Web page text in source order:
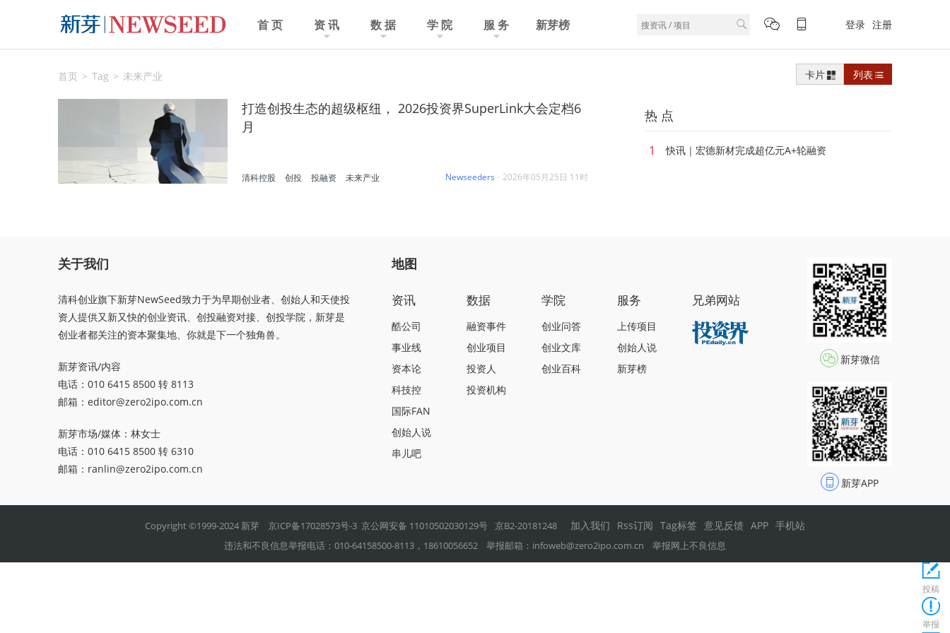
首 页 资 讯 数 据 学 院 服 务 新芽榜 登录 注册
首页 Tag 未来产业 卡片 列表
打造创投生态的超级枢纽， 2026投资界SuperLink大会定档6
月
Newseeders · 2026年05月25日 11时
清科控股 创投 投融资 未来产业
热 点
1 快讯｜宏德新材完成超亿元A+轮融资
关于我们
清科创业旗下新芽NewSeed致力于为早期创业者、创始人和天使投
资人提供又新又快的创业资讯、创投融资对接、创投学院，新芽是
创业者都关注的资本聚集地、你就是下一个独角兽。
新芽资讯/内容
电话：010 6415 8500 转 8113
邮箱： editor@zero2ipo.com.cn
新芽市场/媒体：林女士
电话：010 6415 8500 转 6310
邮箱： ranlin@zero2ipo.com.cn
地图
资讯
酷公司
事业线
资本论
科技控
国际FAN
创始人说
串儿吧
数据
融资事件
创业项目
投资人
投资机构
学院
创业问答
创业文库
创业百科
服务
上传项目
创始人说
新芽榜
兄弟网站
新芽微信
新芽APP
Copyright ©1999-2024 新芽 京ICP备17028573号-3 京公网安备 11010502030129号 京B2-20181248 加入我们 Rss订阅 Tag标签 意见反馈 APP 手机站
违法和不良信息举报电话：010-64158500-8113，18610056652 举报邮箱： infoweb@zero2ipo.com.cn 举报网上不良信息
投稿
举报